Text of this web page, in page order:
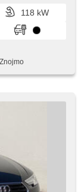
einstellbar,
El.
CD-
Klimaablage,
118 kW